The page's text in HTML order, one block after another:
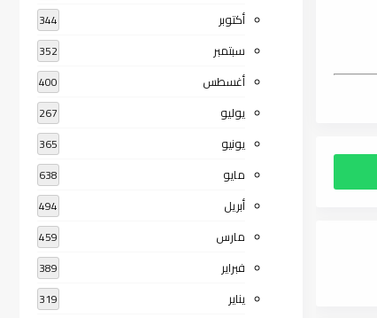
أكتوبر 344
سبتمبر 352
أغسطس 400
يوليو 267
يونيو 365
مايو 638
أبريل 494
مارس 459
فبراير 389
يناير 319